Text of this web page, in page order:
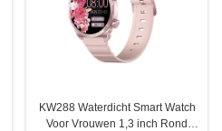
KW288 Waterdicht Smart Watch
Voor Vrouwen 1,3 inch Rond